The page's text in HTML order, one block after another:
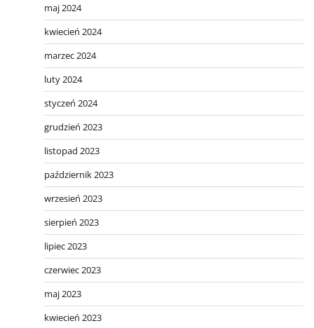
maj 2024
kwiecień 2024
marzec 2024
luty 2024
styczeń 2024
grudzień 2023
listopad 2023
październik 2023
wrzesień 2023
sierpień 2023
lipiec 2023
czerwiec 2023
maj 2023
kwiecień 2023